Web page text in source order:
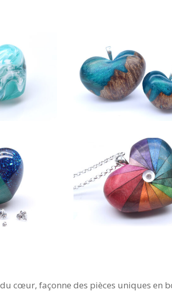
cœur, façonne des pièces uniques en